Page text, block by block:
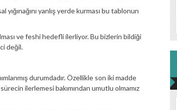
yanlış yerde kurması bu tablonun
ve feshi hedefli ilerliyor. Bu bizlerin bildiği
değil.
durumdadır. Özellikle son iki madde
ilerlemesi bakımından umutlu olmamız